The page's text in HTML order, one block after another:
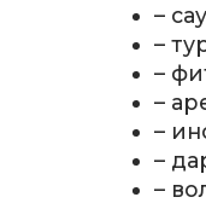
–
–
–
–
–
–
–